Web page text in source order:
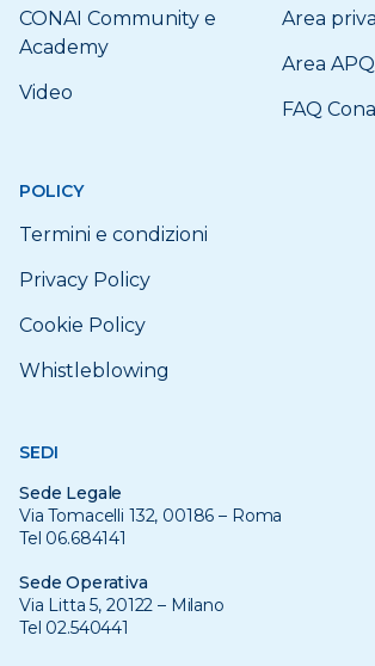
CONAI Community e
Academy
Video
Area
Area
FAQ
POLICY
Termini e condizioni
Privacy Policy
Cookie Policy
Whistleblowing
SEDI
Sede Legale
Via Tomacelli 132, 00186 – Roma
Tel 06.684141
Sede Operativa
Via Litta 5, 20122 – Milano
Tel 02.540441